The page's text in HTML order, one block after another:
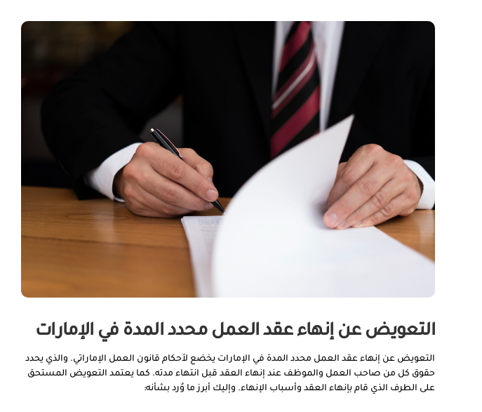
التعويض عن إنهاء عقد العمل محدد المدة في الإمارات
التعويض عن إنهاء عقد العمل محدد المدة في الإمارات يخضع لأحكام قانون العمل الإماراتي. والذي يحدد
حقوق كل من صاحب العمل والموظف عند إنهاء العقد قبل انتهاء مدته. كما يعتمد التعويض المستحق
على الطرف الذي قام بإنهاء العقد وأسباب الإنهاء. وإليك أبرز ما وُرد بشأنه: